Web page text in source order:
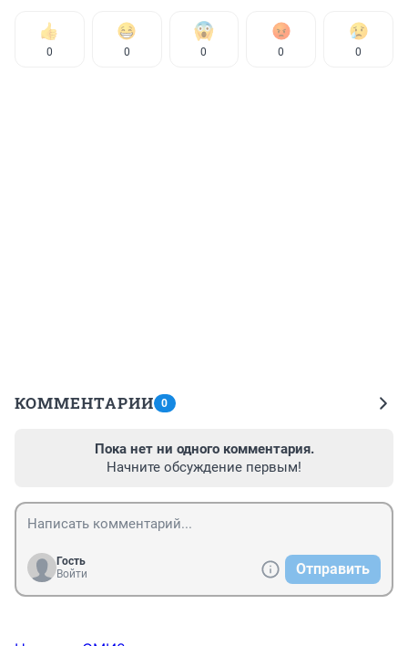
0 0 0 0 0
КОММЕНТАРИИ 0
Пока нет ни одного комментария.
Начните обсуждение первым!
Гость
Войти
Отправить